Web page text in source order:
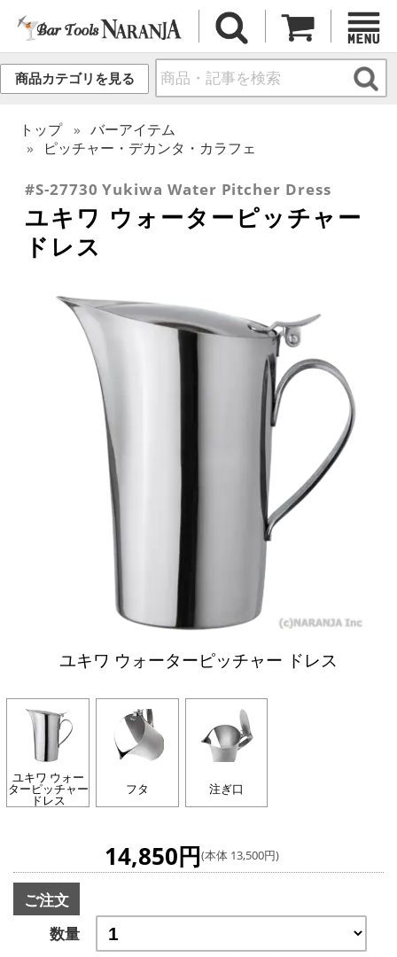
商品カテゴリを見る
トップ
バーアイテム
ピッチャー・デカンタ・カラフェ
#S-27730 Yukiwa Water Pitcher Dress
ユキワ ウォーターピッチャー
ドレス
ユキワ ウォーターピッチャー ドレス
ユキワ ウォー
ターピッチャー
ドレス
フタ 注ぎ口
14,850円(本体 13,500円)
ご注文
数量